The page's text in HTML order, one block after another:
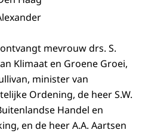
mevrouw drs. S.
Klimaat en Groene Groei,
minister van
Ordening, de heer S.W.
Handel en
en de heer A.A. Aartsen